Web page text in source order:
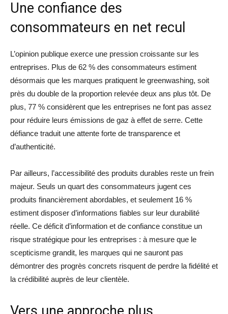
Une confiance des
consommateurs en net recul
L’opinion publique exerce une pression croissante sur les
entreprises. Plus de 62 % des consommateurs estiment
désormais que les marques pratiquent le greenwashing, soit
près du double de la proportion relevée deux ans plus tôt. De
plus, 77 % considèrent que les entreprises ne font pas assez
pour réduire leurs émissions de gaz à effet de serre. Cette
défiance traduit une attente forte de transparence et
d’authenticité.
Par ailleurs, l’accessibilité des produits durables reste un frein
majeur. Seuls un quart des consommateurs jugent ces
produits financièrement abordables, et seulement 16 %
estiment disposer d’informations fiables sur leur durabilité
réelle. Ce déficit d’information et de confiance constitue un
risque stratégique pour les entreprises : à mesure que le
scepticisme grandit, les marques qui ne sauront pas
démontrer des progrès concrets risquent de perdre la fidélité et
la crédibilité auprès de leur clientèle.